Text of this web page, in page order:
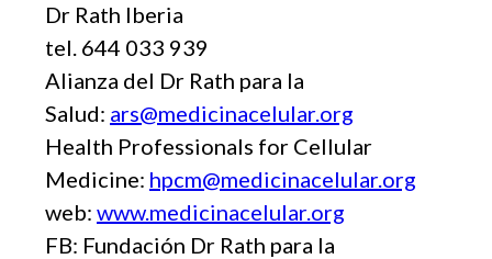
Dr Rath Iberia
tel. 644 033 939
Alianza del Dr Rath para la
Salud: ars@medicinacelular.org
Health Professionals for Cellular
Medicine: hpcm@medicinacelular.org
web: www.medicinacelular.org
FB: Fundación Dr Rath para la